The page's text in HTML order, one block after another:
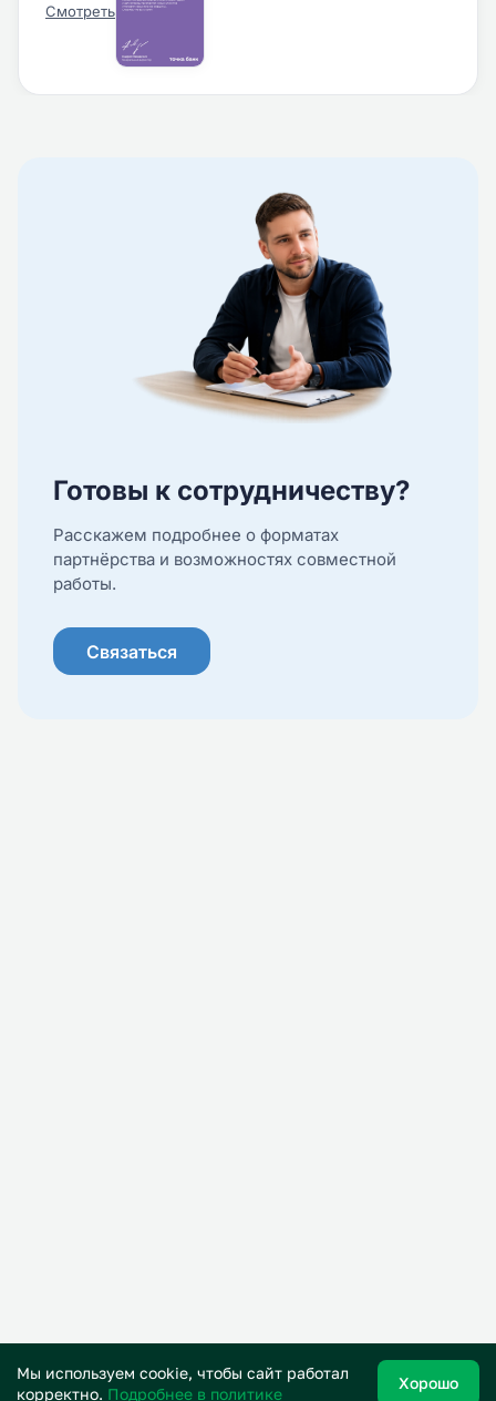
Смотреть
Готовы к сотрудничеству?
Расскажем подробнее о форматах
партнёрства и возможностях совместной
работы.
Связаться
Мы используем cookie, чтобы сайт работал
корректно. Подробнее в политике
Хорошо